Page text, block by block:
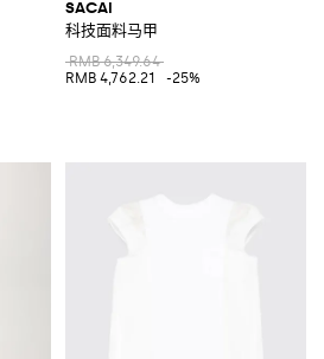
SACAI
科技面料马甲
RMB 6,349.64
RMB 4,762.21
-25%